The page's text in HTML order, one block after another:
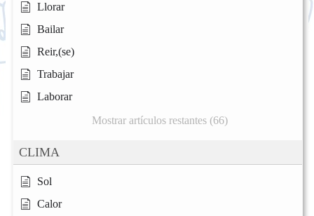
Llorar
Bailar
Reir,(se)
Trabajar
Laborar
Mostrar artículos restantes (66)
CLIMA
Sol
Calor